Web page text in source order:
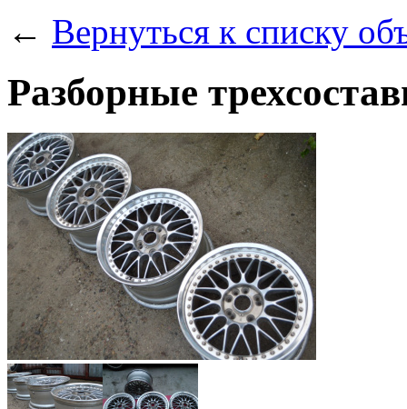
← Вернуться к списку
Разборные